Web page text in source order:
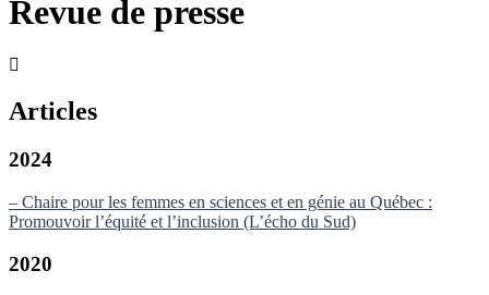
Revue de presse
Articles
2024
– Chaire pour les femmes en sciences et en génie au Québec :
Promouvoir l’équité et l’inclusion (L’écho du Sud)
2020